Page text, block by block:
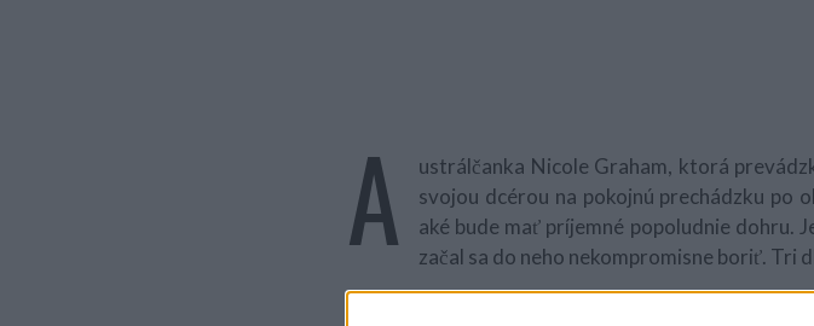
A
ustrálčanka Nicole Graham, ktorá
svojou dcérou na pokojnú prechádzku po
aké bude mať príjemné popoludnie dohru.
začal sa do neho nekompromisne boriť. Tri